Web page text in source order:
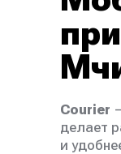
Courier
делает
и